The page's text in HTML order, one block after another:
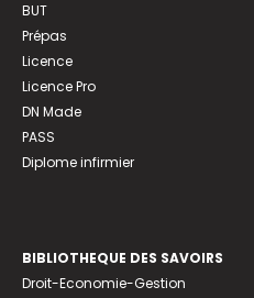
BUT
Prépas
Licence
Licence Pro
DN Made
PASS
Diplome infirmier
BIBLIOTHEQUE DES SAVOIRS
Droit-Economie-Gestion